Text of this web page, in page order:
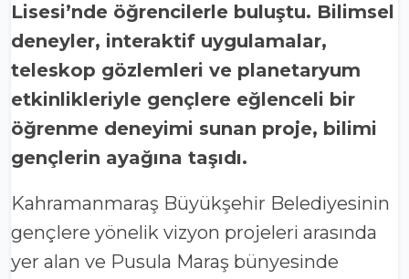
Lisesi’nde öğrencilerle buluştu. Bilimsel
deneyler, interaktif uygulamalar,
teleskop gözlemleri ve planetaryum
etkinlikleriyle gençlere eğlenceli bir
öğrenme deneyimi sunan proje, bilimi
gençlerin ayağına taşıdı.
Kahramanmaraş Büyükşehir Belediyesinin
gençlere yönelik vizyon projeleri arasında
yer alan ve Pusula Maraş bünyesinde